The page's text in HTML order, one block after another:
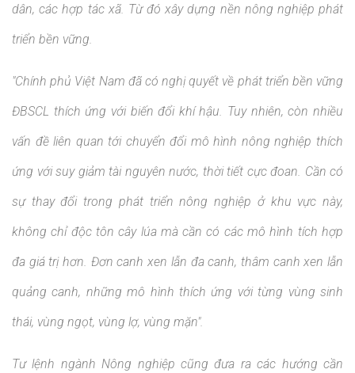
dân, các hợp tác xã. Từ đó xây dựng nền nông nghiệp phát
triển bền vững.
"Chính phủ Việt Nam đã có nghị quyết về phát triển bền vững
ĐBSCL thích ứng với biến đổi khí hậu. Tuy nhiên, còn nhiều
vấn đề liên quan tới chuyển đổi mô hình nông nghiệp thích
ứng với suy giảm tài nguyên nước, thời tiết cực đoan. Cần có
sự thay đổi trong phát triển nông nghiệp ở khu vực này,
không chỉ độc tôn cây lúa mà cần có các mô hình tích hợp
đa giá trị hơn. Đơn canh xen lẫn đa canh, thâm canh xen lẫn
quảng canh, những mô hình thích ứng với từng vùng sinh
thái, vùng ngọt, vùng lợ, vùng mặn".
Tư lệnh ngành Nông nghiệp cũng đưa ra các hướng cần